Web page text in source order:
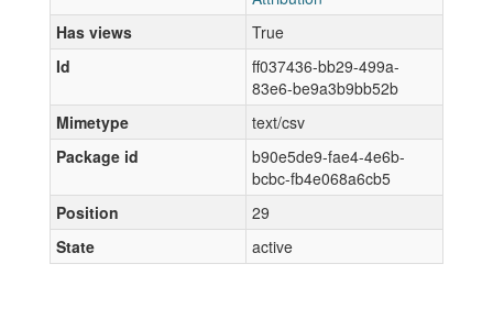
Has views
True
Id
ff037436-bb29-499a-
83e6-be9a3b9bb52b
Mimetype
text/csv
Package id
b90e5de9-fae4-4e6b-
bcbc-fb4e068a6cb5
Position
29
State
active